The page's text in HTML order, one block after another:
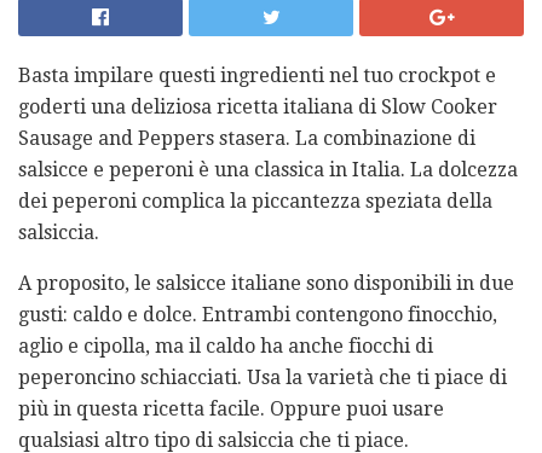
Basta impilare questi ingredienti nel tuo crockpot e
goderti una deliziosa ricetta italiana di Slow Cooker
Sausage and Peppers stasera. La combinazione di
salsicce e peperoni è una classica in Italia. La dolcezza
dei peperoni complica la piccantezza speziata della
salsiccia.
A proposito, le salsicce italiane sono disponibili in due
gusti: caldo e dolce. Entrambi contengono finocchio,
aglio e cipolla, ma il caldo ha anche fiocchi di
peperoncino schiacciati. Usa la varietà che ti piace di
più in questa ricetta facile. Oppure puoi usare
qualsiasi altro tipo di salsiccia che ti piace.